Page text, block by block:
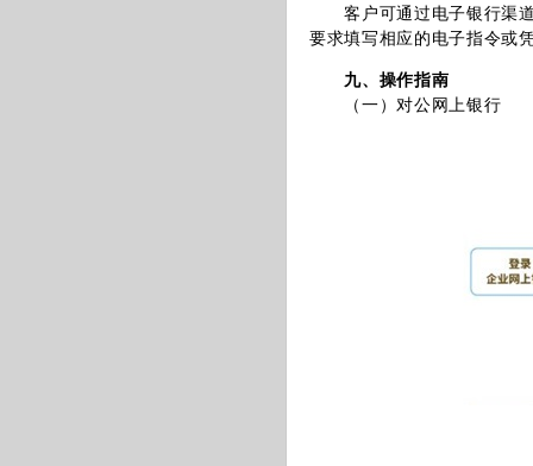
客户可通过电子银行渠道
要求填写相应的电子指令或
九、操作指南
（一）对公网上银行